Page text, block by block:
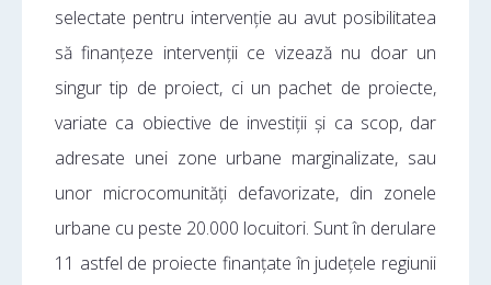
selectate pentru intervenție au avut posibilitatea
să finanțeze intervenții ce vizează nu doar un
singur tip de proiect, ci un pachet de proiecte,
variate ca obiective de investiții și ca scop, dar
adresate unei zone urbane marginalizate, sau
unor microcomunități defavorizate, din zonele
urbane cu peste 20.000 locuitori. Sunt în derulare
11 astfel de proiecte finanțate în județele regiunii